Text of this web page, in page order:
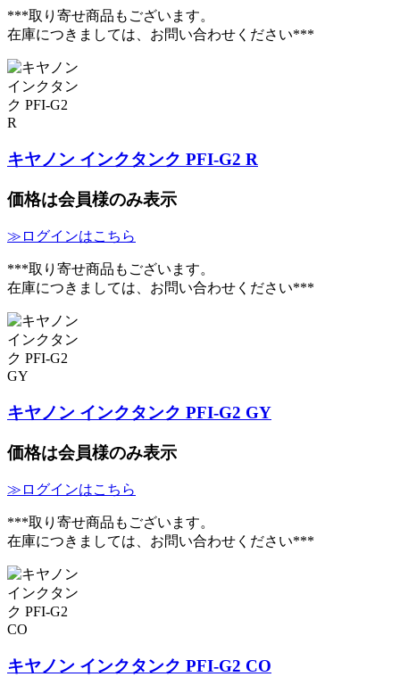
***取り寄せ商品もございます。
在庫につきましては、お問い合わせください***
キヤノン インクタンク PFI-G2 R
価格は会員様のみ表示
≫ログインはこちら
***取り寄せ商品もございます。
在庫につきましては、お問い合わせください***
キヤノン インクタンク PFI-G2 GY
価格は会員様のみ表示
≫ログインはこちら
***取り寄せ商品もございます。
在庫につきましては、お問い合わせください***
キヤノン インクタンク PFI-G2 CO